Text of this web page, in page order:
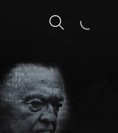
Sök